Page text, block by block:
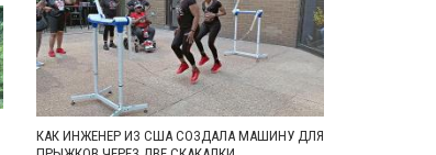
КАК ИНЖЕНЕР ИЗ США СОЗДАЛА МАШИНУ ДЛЯ